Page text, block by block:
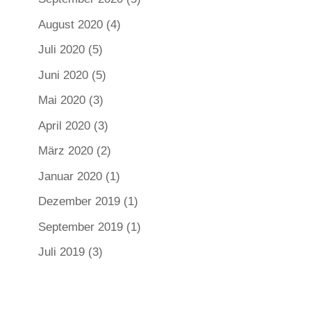
August 2020(4)
Juli 2020(5)
Juni 2020(5)
Mai 2020(3)
April 2020(3)
März 2020(2)
Januar 2020(1)
Dezember 2019(1)
September 2019(1)
Juli 2019(3)